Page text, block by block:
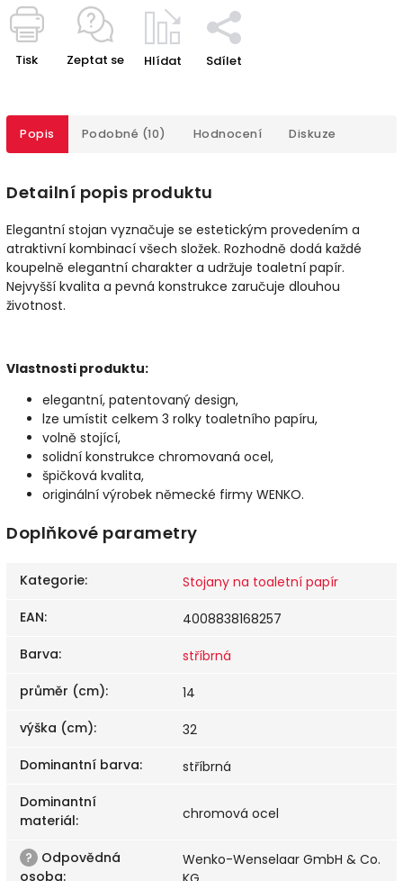
Tisk Zeptat se Hlídat Sdílet
Popis Podobné (10) Hodnocení Diskuze
Detailní popis produktu
Elegantní stojan vyznačuje se estetickým provedením a
atraktivní kombinací všech složek. Rozhodně dodá každé
koupelně elegantní charakter a udržuje toaletní papír.
Nejvyšší kvalita a pevná konstrukce zaručuje dlouhou
životnost.
Vlastnosti produktu:
elegantní, patentovaný design,
lze umístit celkem 3 rolky toaletního papíru,
volně stojící,
solidní konstrukce chromovaná ocel,
špičková kvalita,
originální výrobek německé firmy WENKO.
Doplňkové parametry
Kategorie:
Stojany na toaletní papír
EAN:
4008838168257
Barva:
stříbrná
průměr (cm):
14
výška (cm):
32
Dominantní barva:
stříbrná
Dominantní
materiál: chromová ocel
? Odpovědná
osoba:
Wenko-Wenselaar GmbH & Co.